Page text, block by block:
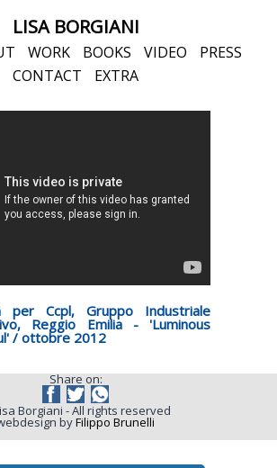
LISA BORGIANI
WORK BOOKS VIDEO
PRESS
CONTACT
EXTRA
per Ccpl, Gruppo Industriale
Reggio Emilia - 'Luminous
/ ottobre 2012
Share on:
Borgiani - All rights reserved
byFilippo Brunelli